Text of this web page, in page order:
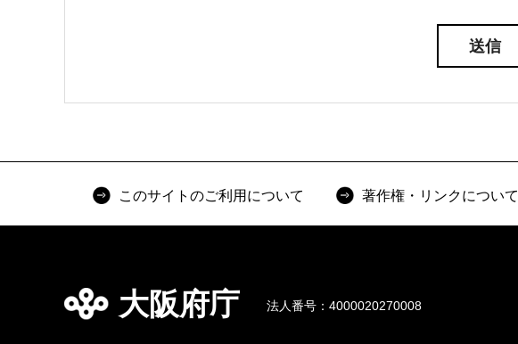
このサイトのご利用について 著作権・リンクについて
大阪府庁 法人番号：4000020270008